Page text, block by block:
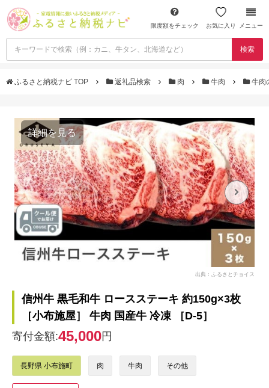
限度額をチェック お気に入り メニュー
検索
ふるさと納税ナビ TOP 返礼品検索 肉 牛肉 牛肉
詳細を見る
出典：ふるさとチョイス
信州牛 黒毛和牛 ロースステーキ 約150g×3枚
［小布施屋］ 牛肉 国産牛 冷凍 ［D-5］
寄付金額:45,000円
長野県 小布施町 肉 牛肉 その他